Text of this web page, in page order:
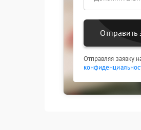
Отправить
Отправляя заявку